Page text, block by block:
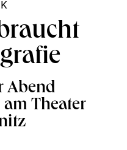
Abend
Theater